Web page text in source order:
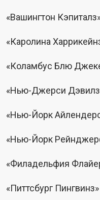
«Вашингтон
«Каролина
«Коламбус Блю
«Нью-Джерси
«Нью-Йорк
«Нью-Йорк
«Филадельфия
«Питтсбург